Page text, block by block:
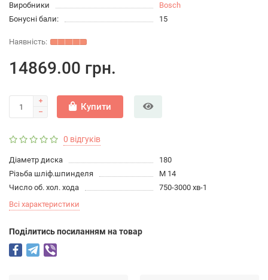
Виробники
Bosch
Бонусні бали:
15
14869.00 грн.
Купити
0 відгуків
Діаметр диска
180
Різьба шліф.шпинделя
M 14
Число об. хол. хода
750-3000 хв-1
Всі характеристики
Подiлитись посиланням на товар